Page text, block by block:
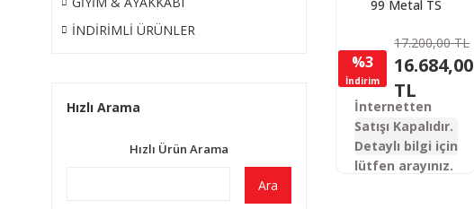
İNDİRİMLİ ÜRÜNLER
Hızlı Arama
Hızlı Ürün Arama
Ara
99 Metal TS
Otomatik Av
Tüfeği
%3
İndirim
17.200,00 TL
16.684,00
TL
İnternetten
Satışı Kapalıdır.
Detaylı bilgi için
lütfen arayınız.